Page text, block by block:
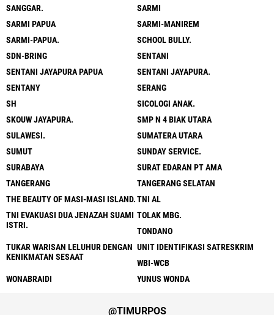
SANGGAR.
SARMI
SARMI PAPUA
SARMI-MANIREM
SARMI-PAPUA.
SCHOOL BULLY.
SDN-BRING
SENTANI
SENTANI JAYAPURA PAPUA
SENTANI JAYAPURA.
SENTANY
SERANG
SH
SICOLOGI ANAK.
SKOUW JAYAPURA.
SMP N 4 BIAK UTARA
SULAWESI.
SUMATERA UTARA
SUMUT
SUNDAY SERVICE.
SURABAYA
SURAT EDARAN PT AMA
TANGERANG
TANGERANG SELATAN
THE BEAUTY OF MASI-MASI ISLAND.TNI AL
TNI EVAKUASI DUA JENAZAH SUAMI
ISTRI.
TOLAK MBG.
TONDANO
TUKAR WARISAN LELUHUR DENGAN
KENIKMATAN SESAAT
UNIT IDENTIFIKASI SATRESKRIM
WBI-WCB
WONABRAIDI
YUNUS WONDA
@TIMURPOS